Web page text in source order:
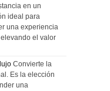
en un
ideal para
una experiencia
el valor
Convierte la
Es la elección
una